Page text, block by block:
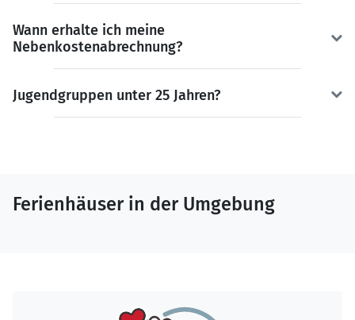
Wann erhalte ich meine
Nebenkostenabrechnung?
Jugendgruppen unter 25 Jahren?
Ferienhäuser in der Umgebung